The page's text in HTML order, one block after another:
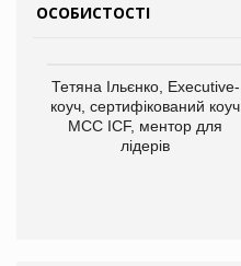
ОСОБИСТОСТІ
Тетяна Ільєнко, Executive-
коуч, сертифікований коуч
МСС ICF, ментор для
лідерів